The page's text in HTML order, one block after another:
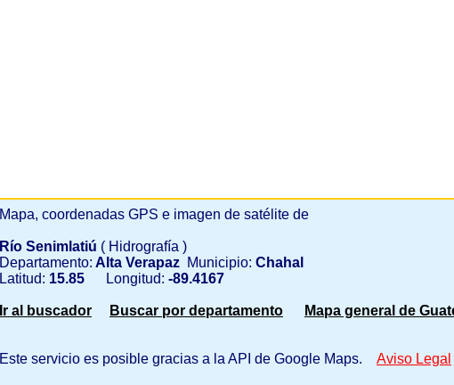
Mapa, coordenadas GPS e imagen de satélite de
Río Senimlatiú ( Hidrografía )
Departamento: Alta Verapaz Municipio: Chahal
Latitud: 15.85 Longitud: -89.4167
Ir al buscador Buscar por departamento Mapa general de
Este servicio es posible gracias a la API de Google Maps. Aviso Legal